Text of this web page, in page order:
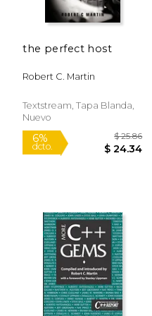
dcto. $ 46.31
the perfect host
Robert C. Martin
Textstream, Tapa Blanda,
Nuevo